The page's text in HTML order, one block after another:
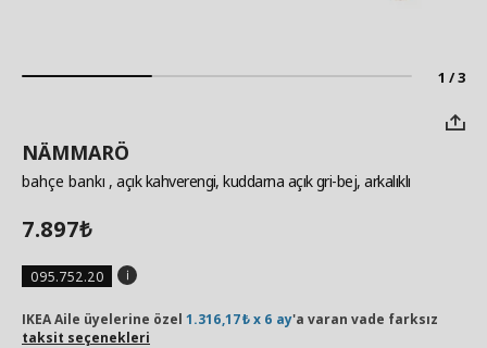
1 / 3
NÄMMARÖ
bahçe bankı , açık kahverengi, kuddarna açık gri-bej, arkalıklı
7.897₺
095.752.20
IKEA Aile üyelerine özel 1.316,17₺ x 6 ay'a varan vade farksız
taksit seçenekleri